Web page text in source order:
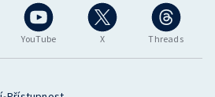
YouTube X Threads